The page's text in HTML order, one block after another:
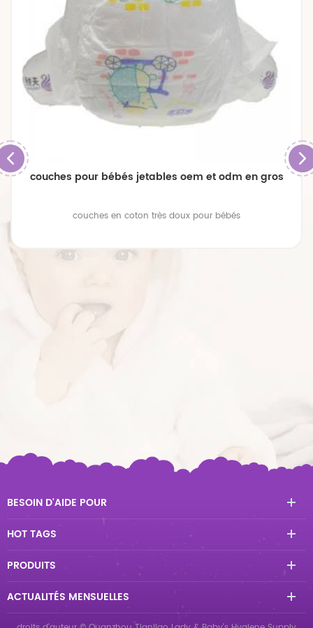
couches pour bébés jetables oem et odm en gros
couches en coton très doux pour bébés
BESOIN D'AIDE POUR
HOT TAGS
PRODUITS
ACTUALITÉS MENSUELLES